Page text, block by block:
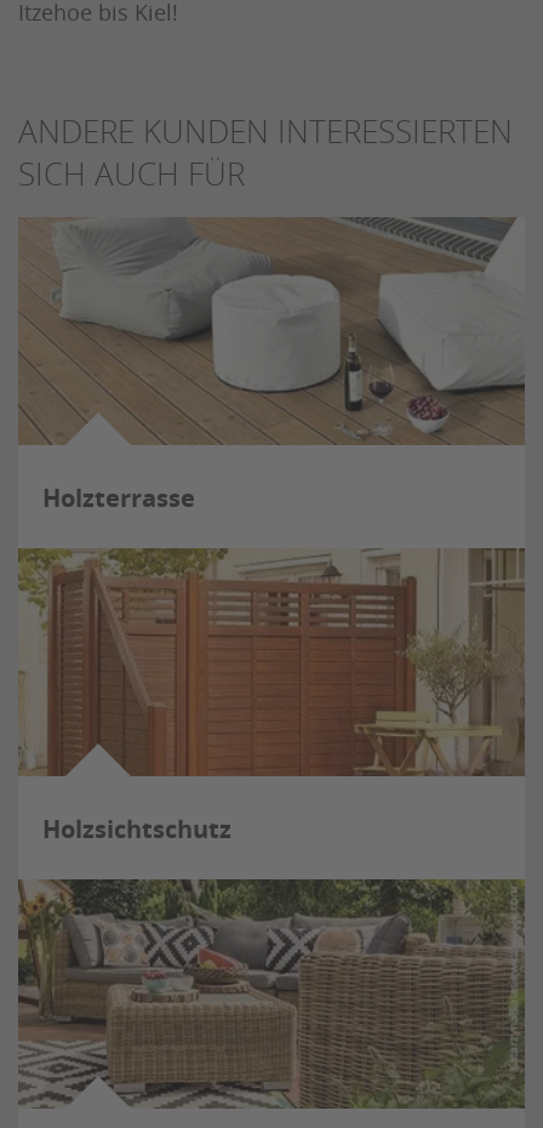
Itzehoe bis Kiel!
ANDERE KUNDEN INTERESSIERTEN
SICH AUCH FÜR
Holzterrasse
Holzsichtschutz